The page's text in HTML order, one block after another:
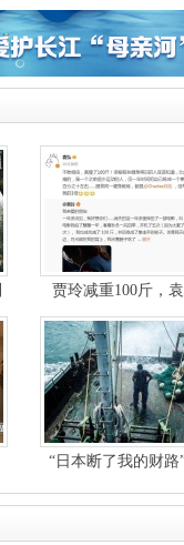
贾玲减重100斤，
料她的体脂仅百
“日本断了我的财路
污染水阴影下百